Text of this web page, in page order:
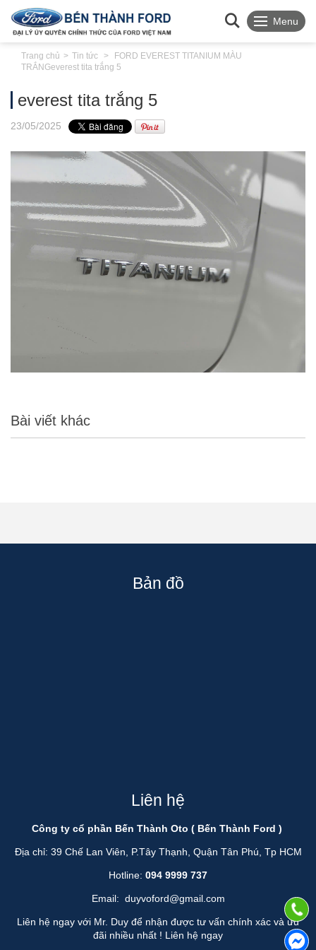
Menu
Trang chủ Tin tức
FORD EVEREST TITANIUM MÀU
TRẮNGeverest tita trắng 5
everest tita trắng 5
23/05/2025
Bài viết khác
Bản đồ
Liên hệ
Công ty cổ phần Bến Thành Oto ( Bến Thành Ford )
Địa chỉ: 39 Chế Lan Viên, P.Tây Thạnh, Quận Tân Phú, Tp HCM
Hotline: 094 9999 737
Email: duyvoford@gmail.com
Liên hệ ngay với Mr. Duy để nhận được tư vấn chính xác và ưu
đãi nhiều nhất ! Liên hệ ngay